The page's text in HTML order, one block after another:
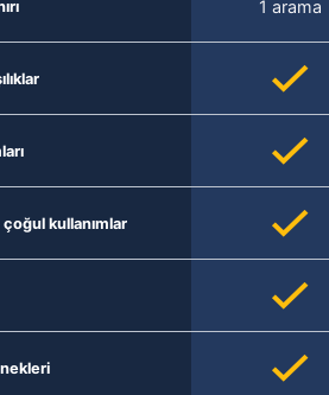
1 arama
kullanımlar